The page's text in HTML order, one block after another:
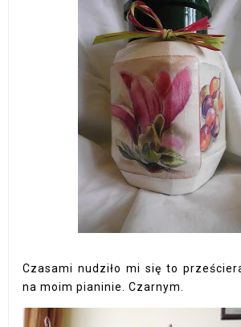
Czasami nudziło mi się to
na moim pianinie. Czarnym.